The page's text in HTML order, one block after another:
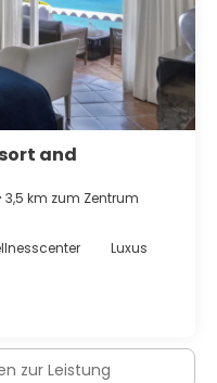
and
3,5 km zum Zentrum
Luxus
zur Leistung